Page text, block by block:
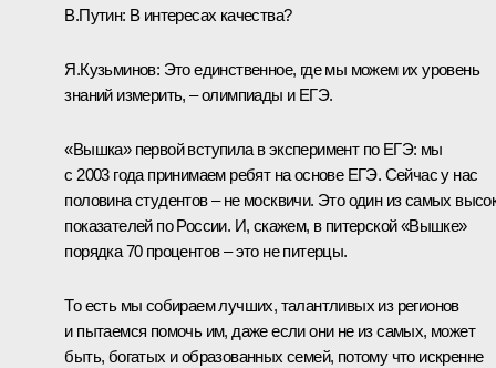
В.Путин: В интересах качества?
Я.Кузьминов: Это единственное, где мы можем их уровень
знаний измерить, – олимпиады и ЕГЭ.
«Вышка» первой вступила в эксперимент по ЕГЭ: мы
с 2003 года принимаем ребят на основе ЕГЭ. Сейчас у нас
половина студентов – не москвичи. Это один из самых
показателей по России. И, скажем, в питерской «Вышке»
порядка 70 процентов – это не питерцы.
То есть мы собираем лучших, талантливых из регионов
и пытаемся помочь им, даже если они не из самых, может
быть, богатых и образованных семей, потому что искренне